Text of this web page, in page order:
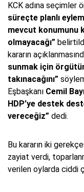
KCK adına seçimler
süreçte planlı
mevcut konumunu
olmayacağı”
kararın
sunmak için
takınacağını”
Eşbaşkanı Cemil
HDP’ye destek
vereceğiz” dedi.
Bu kararın iki
zayiat verdi,
verilen oylarda ciddi